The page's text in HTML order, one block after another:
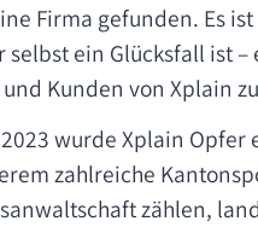
Firma gefunden. Es
ein Glücksfall ist
Kunden von Xplain
wurde Xplain Opfer
zahlreiche
zählen,